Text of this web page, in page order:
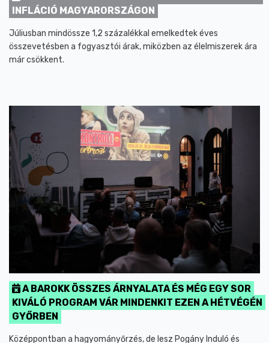
INFLÁCIÓ MAGYARORSZÁGON
Júliusban mindössze 1,2 százalékkal emelkedtek éves
összevetésben a fogyasztói árak, miközben az élelmiszerek ára
már csökkent.
A BAROKK ÖSSZES ÁRNYALATA ÉS MÉG EGY SOR
KIVÁLÓ PROGRAM VÁR MINDENKIT EZEN A HÉTVÉGÉN
GYŐRBEN
Középpontban a hagyományőrzés, de lesz Pogány Induló és